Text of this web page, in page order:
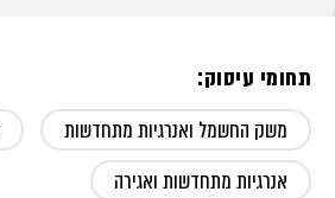
תחומי עיסוק:
משק החשמל ואנרגיות מתחדשות
אנרגיות מתחדשות ואגירה